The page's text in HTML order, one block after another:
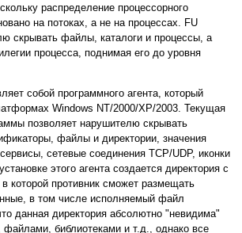
распределение процессорного
на потоках, а не на процессах. FU
скрывать файлы, каталоги и процессы, а
процесса, поднимая его до уровня
собой программного агента, который
Windows NT/2000/XP/2003. Текущая
позволяет нарушителю скрывать
файлы и директории, значения
сетевые соединения TCP/UDP, иконки
этого агента создается директория с
которой противник сможет размещать
в том числе исполняемый файл
данная директория абсолютно "невидима"
файлами, библиотеками и т.д., однако все